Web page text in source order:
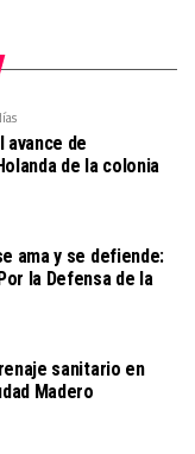
avance de
de la colonia
ama y se defiende:
la Defensa de la
sanitario en
Madero